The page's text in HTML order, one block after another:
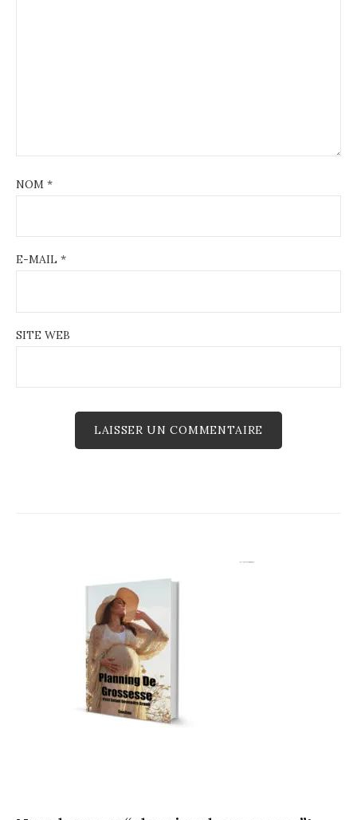
NOM *
E-MAIL *
SITE WEB